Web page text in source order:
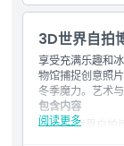
位置
取消政策
间，拥有手
水世界、动
在两个景点
3D幻觉艺术
3D世界友好
馆享用轻食
3D世界自拍
享受充满乐趣和
物馆捕捉创意照
冬季魔力。艺术
阅读更多
包含内容
3D世界自拍